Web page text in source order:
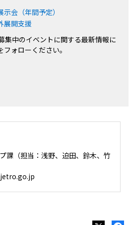
会（年間予定）
展開支援
集中のイベントに関する最新情報に
ォローください。
課（担当：浅野、迫田、鈴木、竹